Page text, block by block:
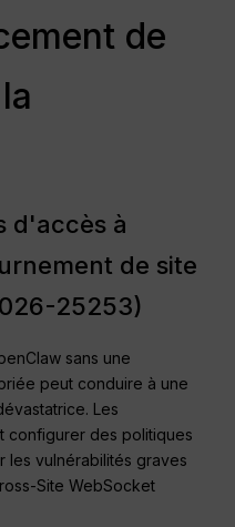
de
d'accès à
de site
25253)
sans une
peut conduire à une
Les
configurer des politiques
les vulnérabilités graves
Site WebSocket